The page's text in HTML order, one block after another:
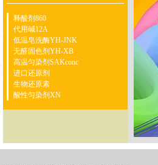
释酸剂860
代用碱12A
低温皂洗酶YH-JNK
无醛固色剂YH-XB
高温匀染剂SAKconc
进口还原剂
生物还原素
酸性匀染剂XN